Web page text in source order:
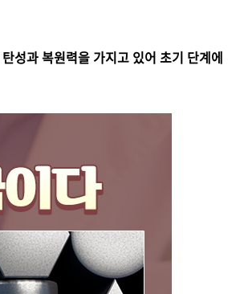
탄성과 복원력을 가지고 있어 초기 단계에